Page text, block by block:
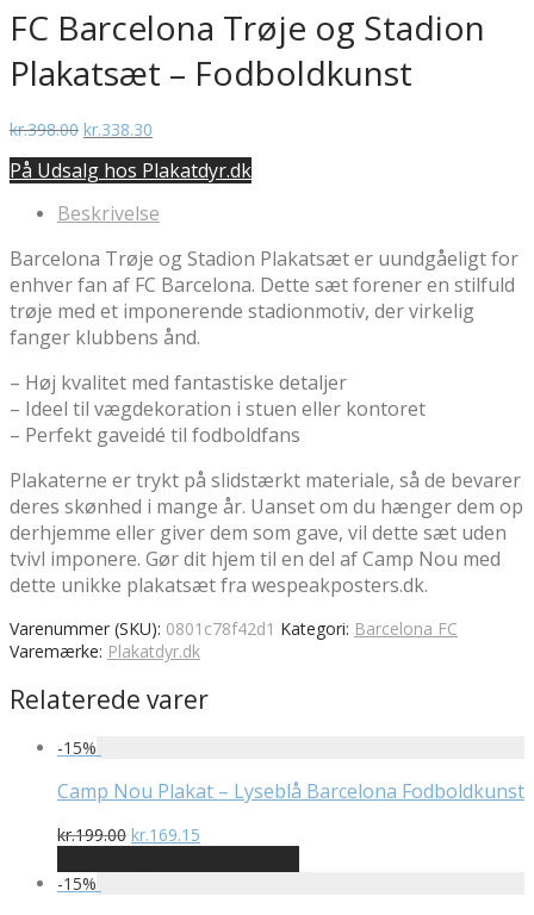
FC Barcelona Trøje og Stadion
Plakatsæt – Fodboldkunst
kr.398.00 Den
pris
kr.398.00.
kr.338.30
pris
kr.338.30.
På Udsalg hos Plakatdyr.dk
Beskrivelse
Barcelona Trøje og Stadion Plakatsæt er uundgåeligt for
enhver fan af FC Barcelona. Dette sæt forener en stilfuld
trøje med et imponerende stadionmotiv, der virkelig
fanger klubbens ånd.
– Høj kvalitet med fantastiske detaljer
– Ideel til vægdekoration i stuen eller kontoret
– Perfekt gaveidé til fodboldfans
Plakaterne er trykt på slidstærkt materiale, så de bevarer
deres skønhed i mange år. Uanset om du hænger dem op
derhjemme eller giver dem som gave, vil dette sæt uden
tvivl imponere. Gør dit hjem til en del af Camp Nou med
dette unikke plakatsæt fra wespeakposters.dk.
Varenummer (SKU): 0801c78f42d1 Kategori: Barcelona FC
Varemærke: Plakatdyr.dk
Relaterede varer
-15%
Camp Nou Plakat – Lyseblå Barcelona Fodboldkunst
kr.199.00 Den
pris
kr.169.15
pris
-15%